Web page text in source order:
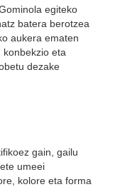
egiteko
batera berotzea
aukera ematen
eta
dezake
gain, gailu
umeei
kolore eta forma